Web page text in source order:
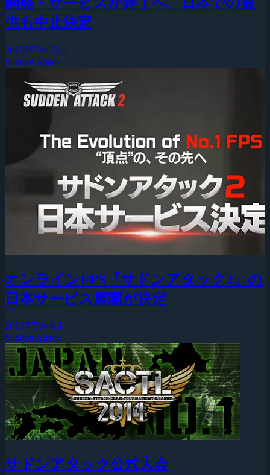
供も中止決定
2016年7月29日
Sudden Attack
オンラインFPS『サドンアタック2』の
日本サービス展開が決定
2016年5月4日
Sudden Attack
サドンアタック公式大会